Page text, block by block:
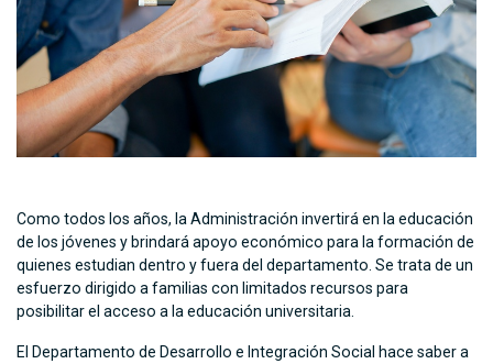
Como todos los años, la Administración invertirá en la educación
de los jóvenes y brindará apoyo económico para la formación de
quienes estudian dentro y fuera del departamento. Se trata de un
esfuerzo dirigido a familias con limitados recursos para
posibilitar el acceso a la educación universitaria.
El Departamento de Desarrollo e Integración Social hace saber a